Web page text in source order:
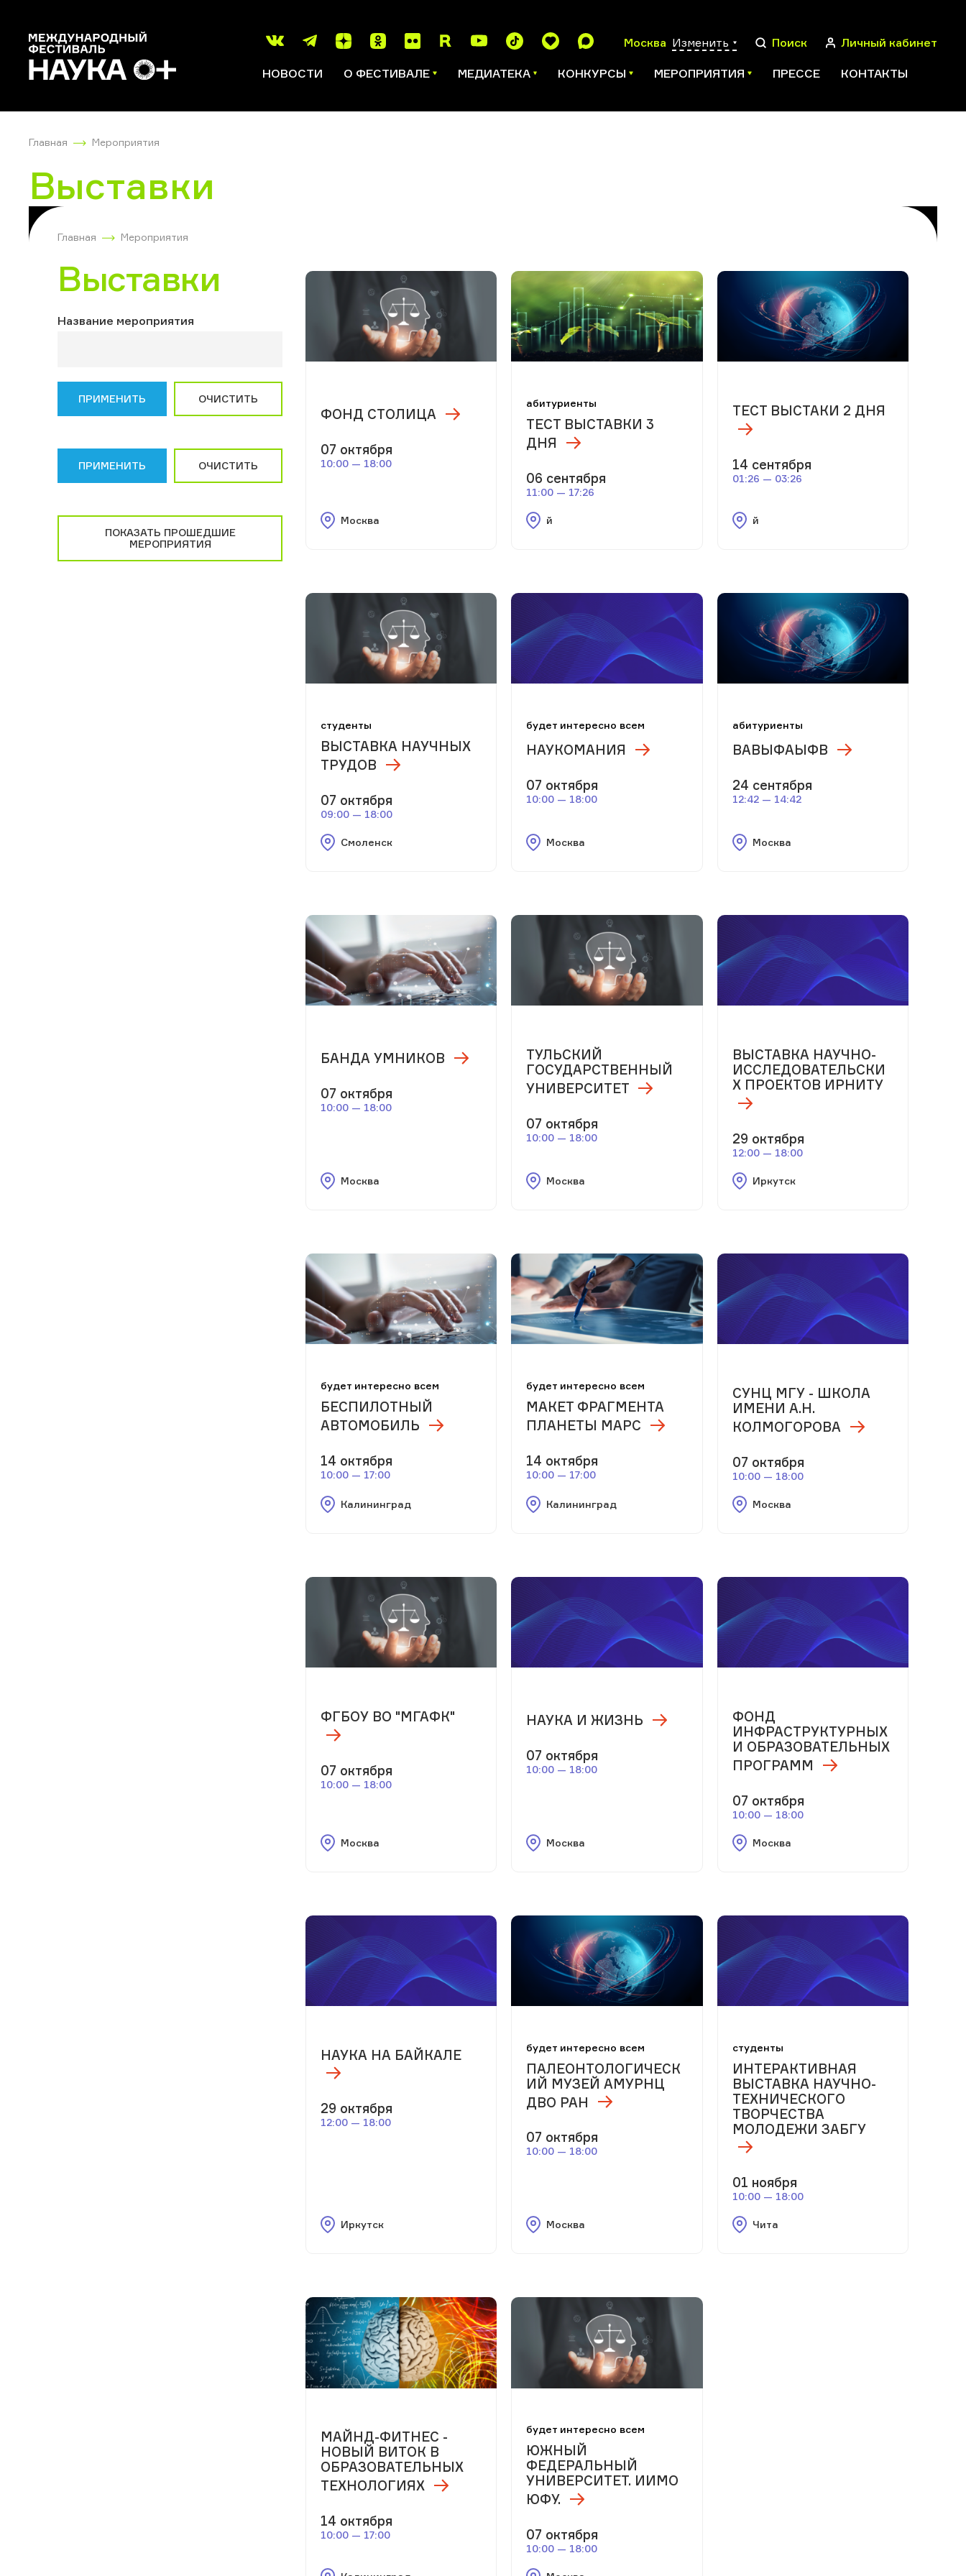
Москва Изменить Поиск Личный кабинет
НОВОСТИ О ФЕСТИВАЛЕ МЕДИАТЕКА КОНКУРСЫ МЕРОПРИЯТИЯ ПРЕССЕ КОНТАКТЫ
Главная Мероприятия
Выставки
Главная Мероприятия
Выставки
Название мероприятия
ПРИМЕНИТЬ ОЧИСТИТЬ
ПРИМЕНИТЬ ОЧИСТИТЬ
ПОКАЗАТЬ ПРОШЕДШИЕ
МЕРОПРИЯТИЯ
ФОНД СТОЛИЦА
07 октября
10:00 — 18:00
Москва
абитуриенты
ТЕСТ ВЫСТАВКИ 3
ДНЯ
06 сентября
11:00 — 17:26
й
ТЕСТ ВЫСТАКИ 2 ДНЯ
14 сентября
01:26 — 03:26
й
студенты
ВЫСТАВКА НАУЧНЫХ
ТРУДОВ
07 октября
09:00 — 18:00
Смоленск
будет интересно всем
НАУКОМАНИЯ
07 октября
10:00 — 18:00
Москва
абитуриенты
ВАВЫФАЫФВ
24 сентября
12:42 — 14:42
Москва
БАНДА УМНИКОВ
07 октября
10:00 — 18:00
Москва
ТУЛЬСКИЙ
ГОСУДАРСТВЕННЫЙ
УНИВЕРСИТЕТ
07 октября
10:00 — 18:00
Москва
ВЫСТАВКА НАУЧНО-
ИССЛЕДОВАТЕЛЬСКИ
Х ПРОЕКТОВ ИРНИТУ
29 октября
12:00 — 18:00
Иркутск
будет интересно всем
БЕСПИЛОТНЫЙ
АВТОМОБИЛЬ
14 октября
10:00 — 17:00
Калининград
будет интересно всем
МАКЕТ ФРАГМЕНТА
ПЛАНЕТЫ МАРС
14 октября
10:00 — 17:00
Калининград
СУНЦ МГУ - ШКОЛА
ИМЕНИ А.Н.
КОЛМОГОРОВА
07 октября
10:00 — 18:00
Москва
ФГБОУ ВО "МГАФК"
07 октября
10:00 — 18:00
Москва
НАУКА И ЖИЗНЬ
07 октября
10:00 — 18:00
Москва
ФОНД
ИНФРАСТРУКТУРНЫХ
И ОБРАЗОВАТЕЛЬНЫХ
ПРОГРАММ
07 октября
10:00 — 18:00
Москва
НАУКА НА БАЙКАЛЕ
29 октября
12:00 — 18:00
Иркутск
будет интересно всем
ПАЛЕОНТОЛОГИЧЕСК
ИЙ МУЗЕЙ АМУРНЦ
ДВО РАН
07 октября
10:00 — 18:00
Москва
студенты
ИНТЕРАКТИВНАЯ
ВЫСТАВКА НАУЧНО-
ТЕХНИЧЕСКОГО
ТВОРЧЕСТВА
МОЛОДЕЖИ ЗАБГУ
01 ноября
10:00 — 18:00
Чита
МАЙНД-ФИТНЕС -
НОВЫЙ ВИТОК В
ОБРАЗОВАТЕЛЬНЫХ
ТЕХНОЛОГИЯХ
14 октября
10:00 — 17:00
будет интересно всем
ЮЖНЫЙ
ФЕДЕРАЛЬНЫЙ
УНИВЕРСИТЕТ. ИИМО
ЮФУ.
07 октября
10:00 — 18:00